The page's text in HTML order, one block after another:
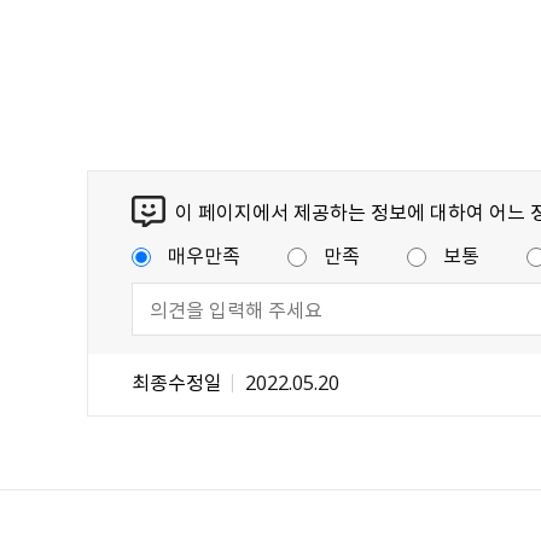
이 페이지에서 제공하는 정보에 대하여 어느
매우만족
만족 보통
최종수정일 2022.05.20